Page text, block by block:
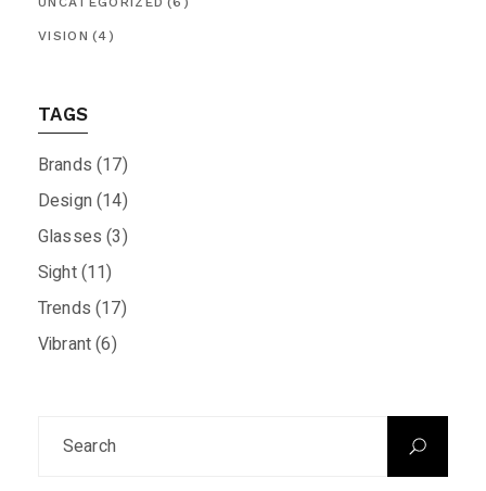
VISION (4)
TAGS
Brands (17)
Design(14)
Glasses (3)
Sight(11)
Trends (17)
Vibrant(6)